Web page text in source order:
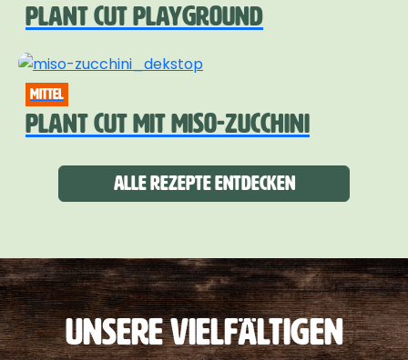
PLANT CUT PLAYGROUND
mittel
PLANT CUT MIT MISO-ZUCCHINI
Alle Rezepte entdecken
UNSERE VIELFÄLTIGEN